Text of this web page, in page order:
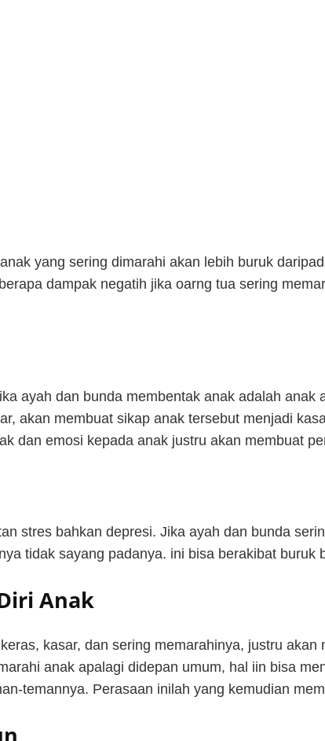
yang sering dimarahi akan lebih buruk
dampak negatih jika oarng tua sering
ayah dan bunda membentak anak adalah anak
akan membuat sikap anak tersebut menjadi
dan emosi kepada anak justru akan membuat
stres bahkan depresi. Jika ayah dan bunda
tidak sayang padanya. ini bisa berakibat buruk
Anak
kasar, dan sering memarahinya, justru
anak apalagi didepan umum, hal iin bisa
temannya. Perasaan inilah yang kemudian